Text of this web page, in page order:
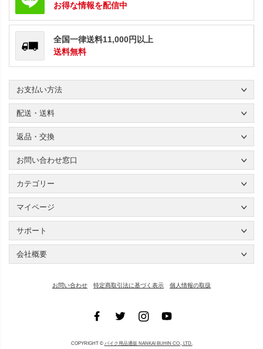
お得な情報を配信中
全国一律送料11,000円以上
送料無料
お支払い方法
配送・送料
返品・交換
お問い合わせ窓口
カテゴリー
マイページ
サポート
会社概要
お問い合わせ 特定商取引法に基づく表示 個人情報の取扱
COPYRIGHT © バイク用品通販 NANKAI BUHIN CO., LTD.